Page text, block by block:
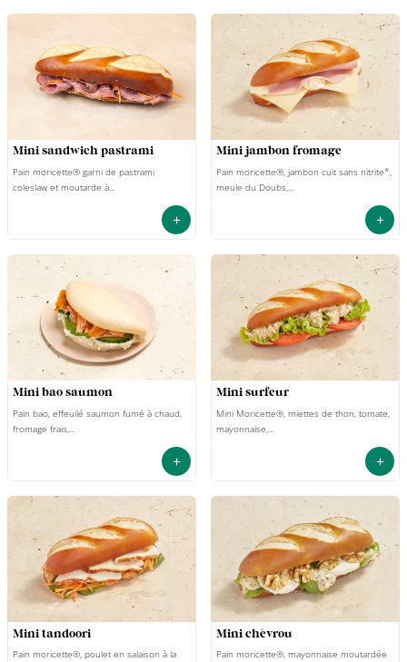
mini sandwich pastrami
Pain moricette® garni de pastrami
coleslaw et moutarde à...
+
mini jambon fromage
Pain moricette®, jambon cuit sans nitrite*,
meule du Doubs,...
+
mini bao saumon
Pain bao, effeuilé saumon fumé à chaud,
fromage frais,...
+
mini surfeur
Mini Moricette®, miettes de thon, tomate,
mayonnaise,...
+
mini tandoori
Pain moricette®, poulet en salaison à la
mini chèvrou
Pain moricette®, mayonnaise moutardée